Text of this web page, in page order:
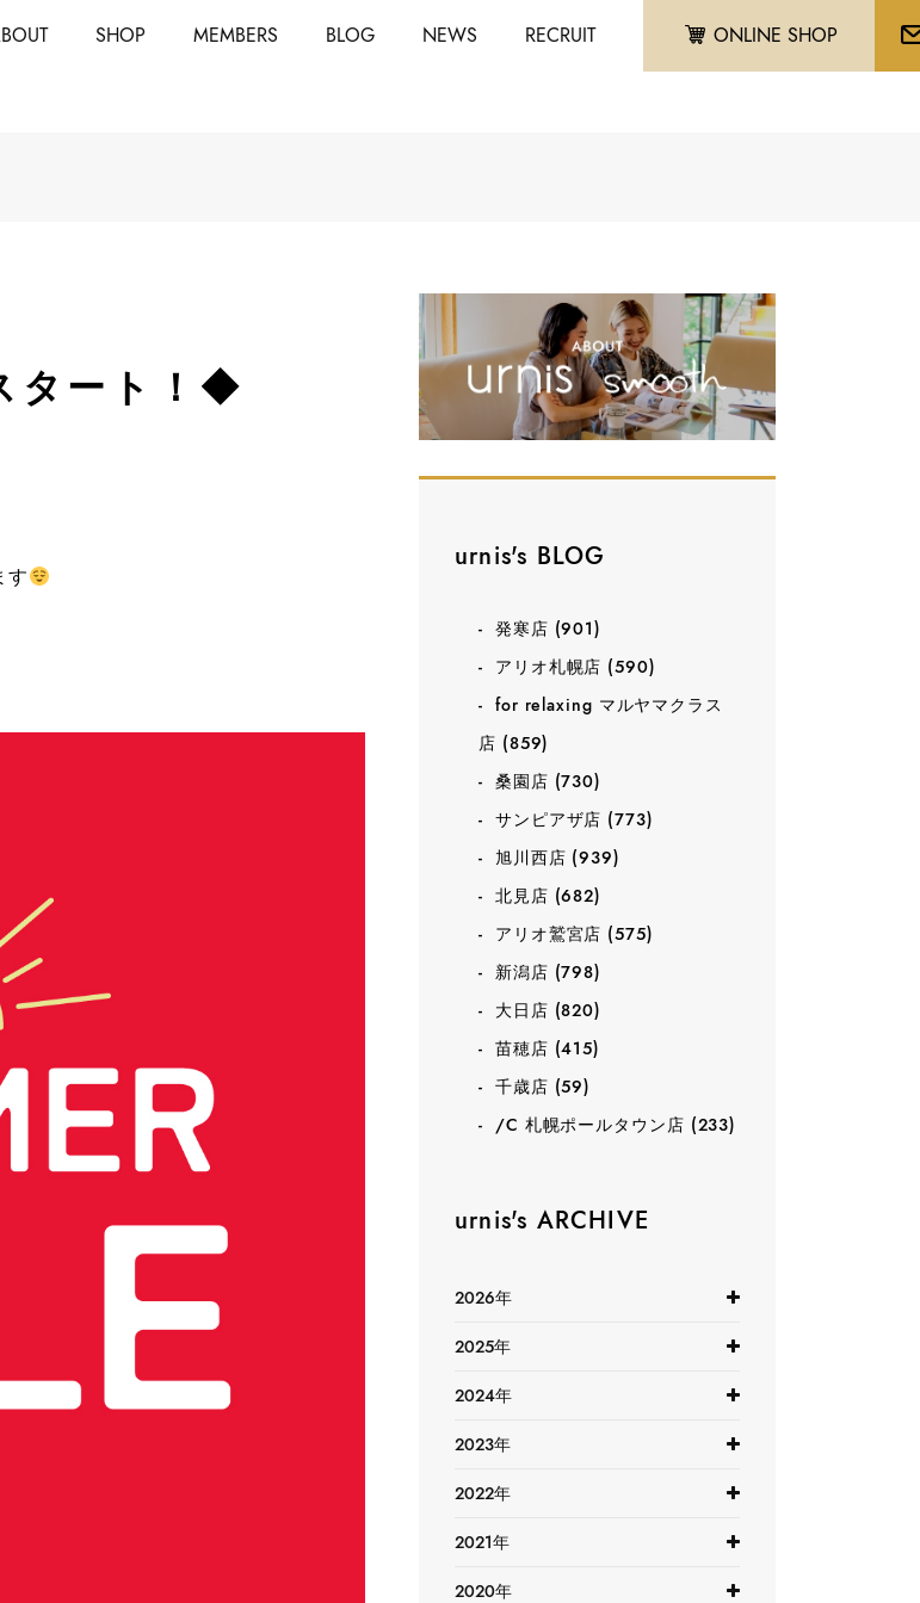
SHOP MEMBERS BLOG NEWS RECRUIT ONLINE SHOP
タート！◆
す
urnis's BLOG
発寒店 (901)
アリオ札幌店 (590)
for relaxing マルヤマクラス
店 (859)
桑園店 (730)
サンピアザ店 (773)
旭川西店 (939)
北見店 (682)
アリオ鷲宮店 (575)
新潟店 (798)
大日店 (820)
苗穂店 (415)
千歳店 (59)
/C 札幌ポールタウン店 (233)
urnis's ARCHIVE
2026年
2025年
2024年
2023年
2022年
2021年
2020年